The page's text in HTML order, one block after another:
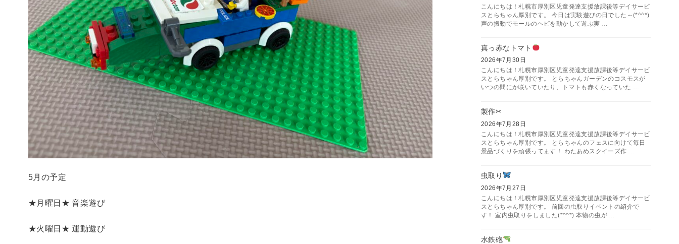
5月の予定
★月曜日★ 音楽遊び
★火曜日★ 運動遊び
こんにちは！札幌市厚別区児童発達支援放課後等デイサービ
スとらちゃん厚別です。 今日は実験遊びの日でした～(*^^*)
声の振動でモールのヘビを動かして遊ぶ実 …
真っ赤なトマト
2026年7月30日
こんにちは！札幌市厚別区児童発達支援放課後等デイサービ
スとらちゃん厚別です。 とらちゃんガーデンのコスモスが
いつの間にか咲いていたり、トマトも赤くなっていた …
製作✂
2026年7月28日
こんにちは！札幌市厚別区児童発達支援放課後等デイサービ
スとらちゃん厚別です。 とらちゃんのフェスに向けて毎日
景品づくりを頑張ってます！ わたあめスクイーズ作 …
虫取り
2026年7月27日
こんにちは！札幌市厚別区児童発達支援放課後等デイサービ
スとらちゃん厚別です。 前回の虫取りイベントの紹介で
す！ 室内虫取りをしました(*^^*) 本物の虫が …
水鉄砲